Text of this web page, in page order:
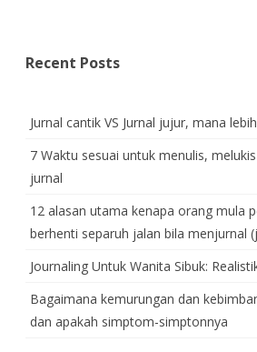
Recent Posts
Jurnal cantik VS Jurnal jujur, mana
7 Waktu sesuai untuk menulis,
jurnal
12 alasan utama kenapa orang mula
berhenti separuh jalan bila menjurnal
Journaling Untuk Wanita Sibuk:
Bagaimana kemurungan dan
dan apakah simptom-simptonnya